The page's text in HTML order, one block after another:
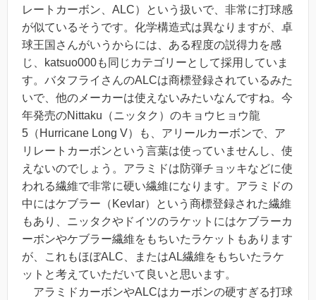
レートカーボン、ALC）という扱いで、非常に打球感
が似ているそうです。化学構造式は異なりますが、卓
球王国さんがいうからには、ある程度の説得力を感
じ、katsuo000も同じカテゴリーとして採用していま
す。バタフライさんのALCは商標登録されているみた
いで、他のメーカーは使えないみたいなんですね。今
年発売のNittaku（ニッタク）のキョウヒョウ龍
5（Hurricane Long V）も、アリールカーボンで、ア
リレートカーボンという言葉は使っていませんし、使
えないのでしょう。アラミドは防弾チョッキなどに使
われる繊維で非常に硬い繊維になります。アラミドの
中にはケブラー（Kevlar）という商標登録された繊維
もあり、ニッタクやドイツのラケットにはケブラーカ
ーボンやケブラー繊維をもちいたラケットもあります
が、これもほぼALC、またはAL繊維をもちいたラケ
ットと考えていただいて良いと思います。
アラミドカーボンやALCはカーボンの硬すぎる打球